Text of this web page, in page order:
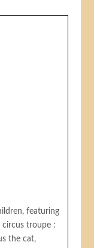
featuring
circus troupe :
the cat,